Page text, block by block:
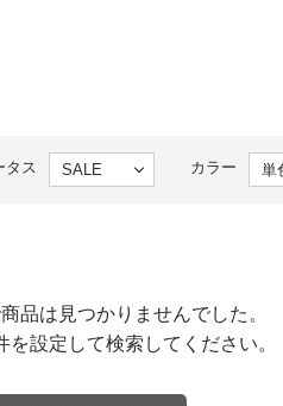
タス カラー
品は見つかりませんでした。
を設定して検索してください。